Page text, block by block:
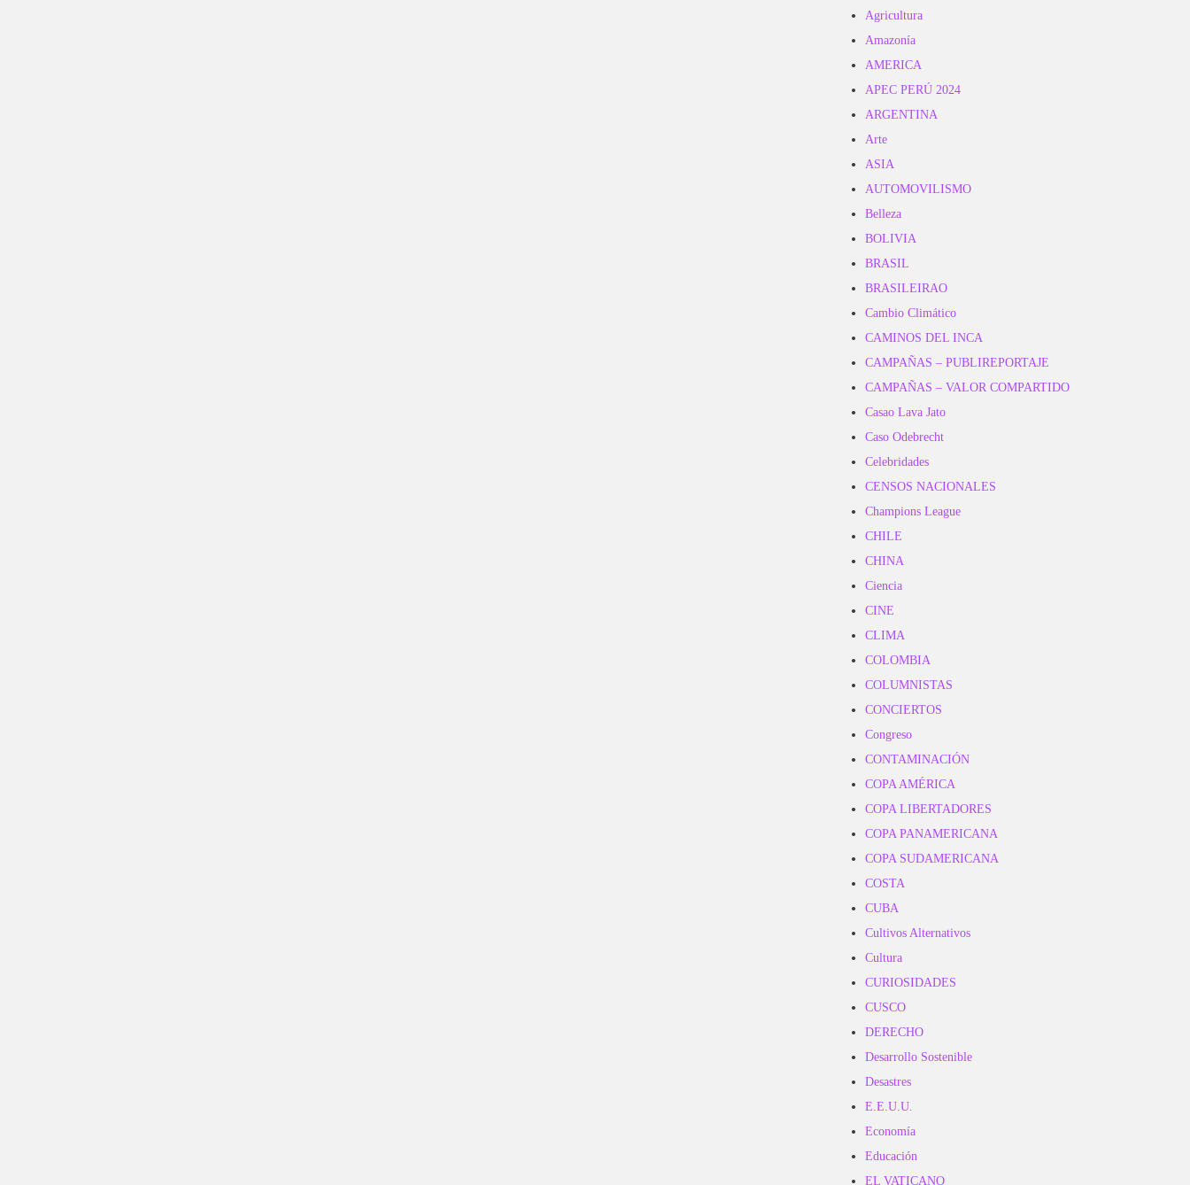
Agricultura
Amazonía
AMERICA
APEC PERÚ 2024
ARGENTINA
Arte
ASIA
AUTOMOVILISMO
Belleza
BOLIVIA
BRASIL
BRASILEIRAO
Cambio Climático
CAMINOS DEL INCA
CAMPAÑAS – PUBLIREPORTAJE
CAMPAÑAS – VALOR COMPARTIDO
Casao Lava Jato
Caso Odebrecht
Celebridades
CENSOS NACIONALES
Champions League
CHILE
CHINA
Ciencia
CINE
CLIMA
COLOMBIA
COLUMNISTAS
CONCIERTOS
Congreso
CONTAMINACIÓN
COPA AMÉRICA
COPA LIBERTADORES
COPA PANAMERICANA
COPA SUDAMERICANA
COSTA
CUBA
Cultivos Alternativos
Cultura
CURIOSIDADES
CUSCO
DERECHO
Desarrollo Sostenible
Desastres
E.E.U.U.
Economía
Educación
EL VATICANO